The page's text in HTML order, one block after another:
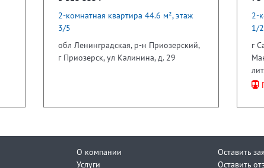
2-комнатная квартира 44.6 м², этаж
3/5
обл Ленинградская, р-н Приозерский,
г Приозерск, ул Калинина, д. 29
2-
1/2
г
О компании
Услуги
Оставить
Оставить